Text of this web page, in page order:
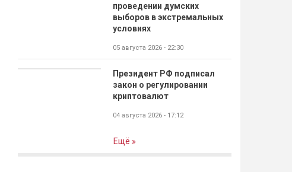
проведении думских
выборов в экстремальных
условиях
05 августа 2026 - 22:30
Президент РФ подписал
закон о регулировании
криптовалют
04 августа 2026 - 17:12
Ещё